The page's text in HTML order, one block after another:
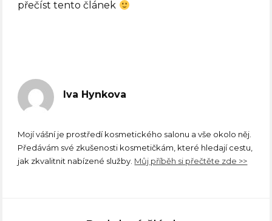
přečíst tento článek
Iva Hynkova
Mojí vášní je prostředí kosmetického salonu a vše okolo něj.
Předávám své zkušenosti kosmetičkám, které hledají cestu,
jak zkvalitnit nabízené služby. Můj příběh si přečtěte zde >>